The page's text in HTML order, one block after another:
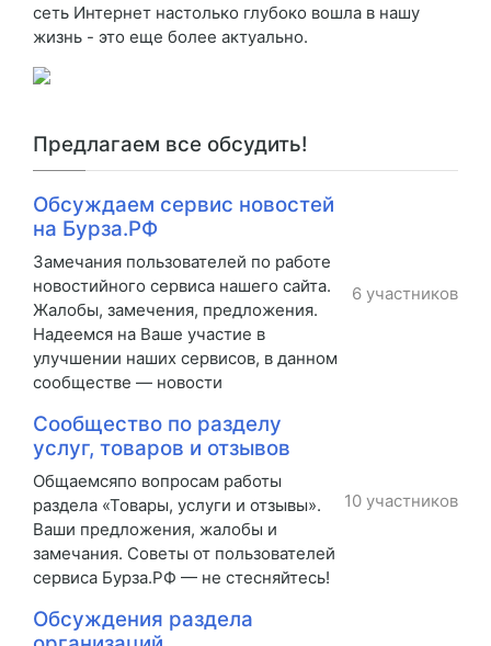
сеть Интернет настолько глубоко вошла в нашу
жизнь - это еще более актуально.
Предлагаем все обсудить!
Обсуждаем сервис новостей
на Бурза.РФ
Замечания пользователей по работе
новостийного сервиса нашего сайта.
Жалобы, замечения, предложения.
Надеемся на Ваше участие в
улучшении наших сервисов, в данном
сообществе — новости
6 участников
Сообщество по разделу
услуг, товаров и отзывов
Общаемсяпо вопросам работы
раздела «Товары, услуги и отзывы».
Ваши предложения, жалобы и
замечания. Советы от пользователей
сервиса Бурза.РФ — не стесняйтесь!
10 участников
Обсуждения раздела